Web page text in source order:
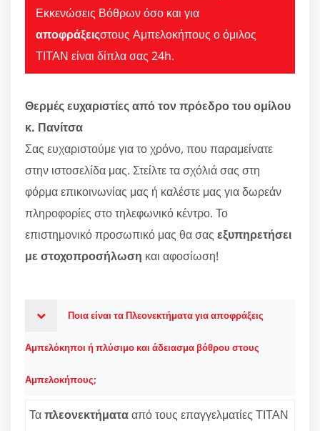
Εκκενώσεις Βόθρων όσο και για
αποφράξειςστους Αμπελοκήπους ο όμιλος
ΤΙΤΑΝ είναι δίπλα σας 24h.
Θερμές ευχαριστίες από τον πρόεδρο του ομίλου
κ. Πανίτσα
Σας ευχαριστούμε για το χρόνο, που παραμείνατε
στην ιστοσελίδα μας. Στείλτε τα σχόλιά σας στη
φόρμα επικοινωνίας μας ή καλέστε μας για δωρεάν
πληροφορίες στο τηλεφωνικό κέντρο. Το
επιστημονικό προσωπικό μας θα σας εξυπηρετήσει
με στοχοπροσήλωση και αφοσίωση!
Ποια είναι τα Πλεονεκτήματα για αποφράξεις
Αμπελόκηποι ή πλύσιμο και άδειασμα βόθρου στους
Αμπελοκήπους;
Ταπλεονεκτήματααπό τους επαγγελματίες ΤΙΤΑΝ